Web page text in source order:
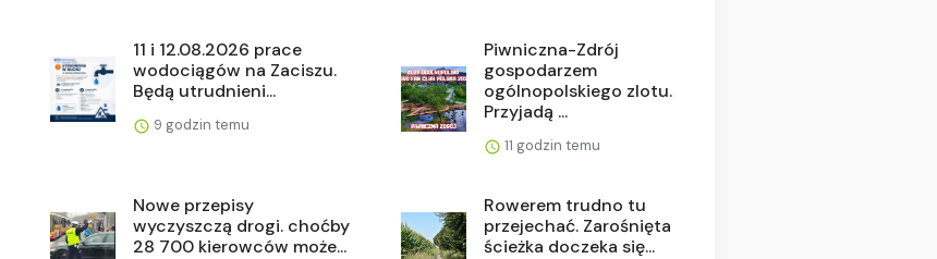
11 i 12.08.2026 prace
wodociągów na Zaciszu.
Będą utrudnieni...
9 godzin temu
Piwniczna-Zdrój
gospodarzem
ogólnopolskiego zlotu.
Przyjadą ...
11 godzin temu
Nowe przepisy
wyczyszczą drogi. choćby
28 700 kierowców może...
Rowerem trudno tu
przejechać. Zarośnięta
ścieżka doczeka się...